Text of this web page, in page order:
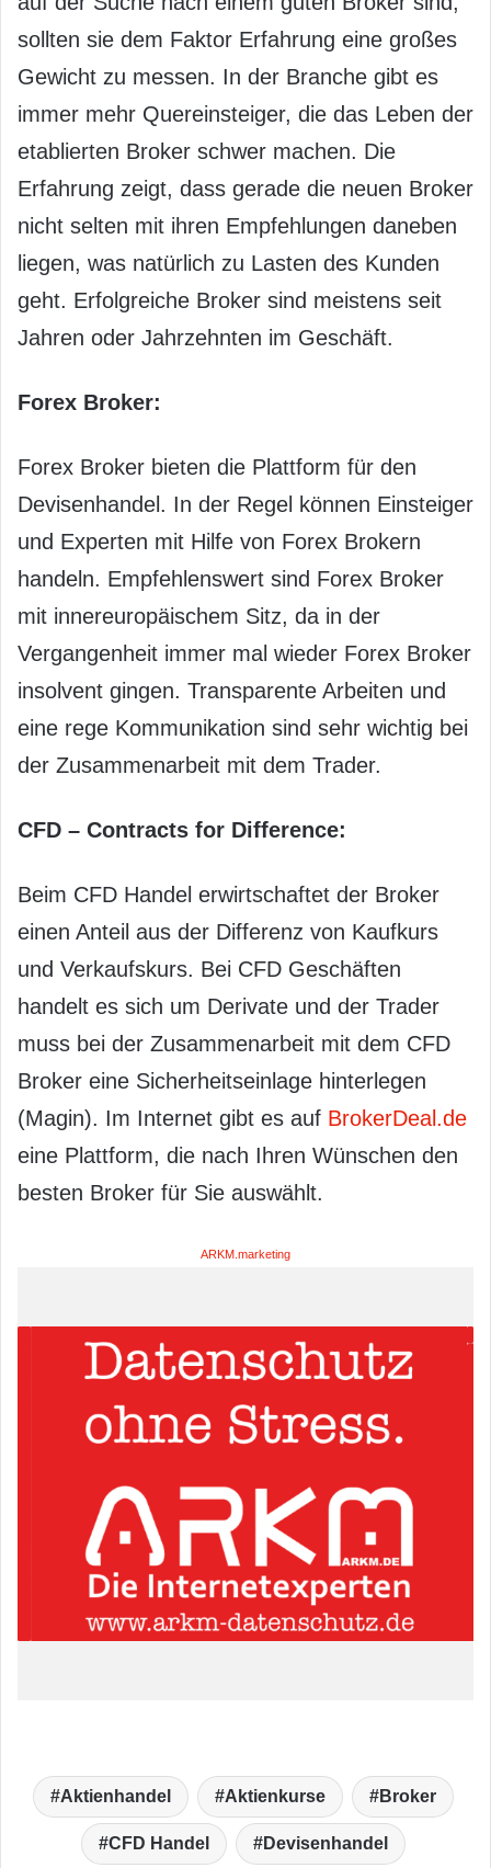
sollten sie dem Faktor Erfahrung eine großes
Gewicht zu messen. In der Branche gibt es
immer mehr Quereinsteiger, die das Leben der
etablierten Broker schwer machen. Die
Erfahrung zeigt, dass gerade die neuen Broker
nicht selten mit ihren Empfehlungen daneben
liegen, was natürlich zu Lasten des Kunden
geht. Erfolgreiche Broker sind meistens seit
Jahren oder Jahrzehnten im Geschäft.
Forex Broker:
Forex Broker bieten die Plattform für den
Devisenhandel. In der Regel können Einsteiger
und Experten mit Hilfe von Forex Brokern
handeln. Empfehlenswert sind Forex Broker
mit innereuropäischem Sitz, da in der
Vergangenheit immer mal wieder Forex Broker
insolvent gingen. Transparente Arbeiten und
eine rege Kommunikation sind sehr wichtig bei
der Zusammenarbeit mit dem Trader.
CFD – Contracts for Difference:
Beim CFD Handel erwirtschaftet der Broker
einen Anteil aus der Differenz von Kaufkurs
und Verkaufskurs. Bei CFD Geschäften
handelt es sich um Derivate und der Trader
muss bei der Zusammenarbeit mit dem CFD
Broker eine Sicherheitseinlage hinterlegen
(Magin). Im Internet gibt es auf BrokerDeal.de
eine Plattform, die nach Ihren Wünschen den
besten Broker für Sie auswählt.
ARKM.marketing
Aktienhandel Aktienkurse Broker
CFD Handel Devisenhandel